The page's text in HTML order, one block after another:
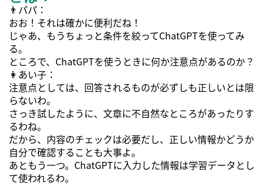
👨パパ：
おお！それは確かに便利だね！
じゃあ、もうちょっと条件を絞ってChatGPTを使ってみ
る。
ところで、ChatGPTを使うときに何か注意点があるのか？
👩あい子：
注意点としては、回答されるものが必ずしも正しいとは限
らないわ。
さっき試したように、文章に不自然なところがあったりす
るわね。
だから、内容のチェックは必要だし、正しい情報かどうか
自分で確認することも大事よ。
あともう一つ。ChatGPTに入力した情報は学習データとし
て使われるわ。